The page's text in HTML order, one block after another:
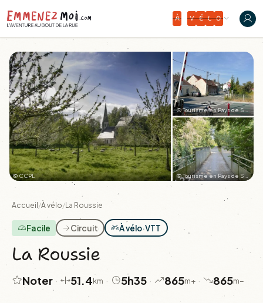
À V É L O
© CCPL
© Tourisme en Pays de Saint-Omer
+27 © Tourisme en Pays de Saint-Omer
Accueil /À vélo/La Roussie
Facile Circuit À vélo·VTT
La Roussie
Noter · 51.4km · 5h35 · 865m+ · 865m−